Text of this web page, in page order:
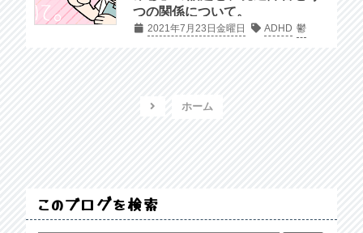
つの関係について。
2021年7月23日金曜日 ADHD 鬱
ホーム
このブログを検索